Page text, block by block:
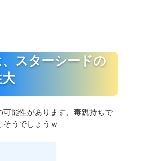
スターシードの
能性があります。毒親持ちで
うでしょうｗ